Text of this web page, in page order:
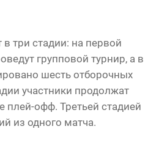
три стадии: на первой
групповой турнир, а в
шесть отборочных
участники продолжат
плей-офф. Третьей стадией
из одного матча.